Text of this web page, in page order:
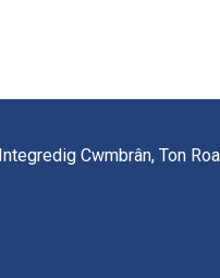
Cwmbrân, Ton